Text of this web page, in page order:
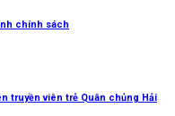
chính sách
truyền viên trẻ Quân chủng Hải